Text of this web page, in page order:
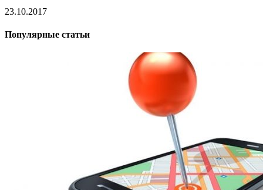
23.10.2017
Популярные статьи